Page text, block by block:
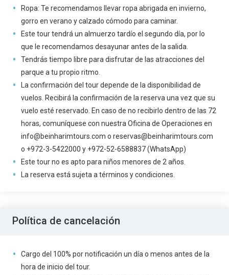
Ropa: Te recomendamos llevar ropa abrigada en invierno,
gorro en verano y calzado cómodo para caminar.
Este tour tendrá un almuerzo tardío el segundo día, por lo
que le recomendamos desayunar antes de la salida.
Tendrás tiempo libre para disfrutar de las atracciones del
parque a tu propio ritmo.
La confirmación del tour depende de la disponibilidad de
vuelos. Recibirá la confirmación de la reserva una vez que su
vuelo esté reservado. En caso de no recibirlo dentro de las 72
horas, comuníquese con nuestra Oficina de Operaciones en
info@beinharimtours.com o reservas@beinharimtours.com
o +972-3-5422000 y +972-52-6588837 (WhatsApp)
Este tour no es apto para niños menores de 2 años.
La reserva está sujeta a términos y condiciones.
Política de cancelación
Cargo del 100% por notificación un día o menos antes de la
hora de inicio del tour.